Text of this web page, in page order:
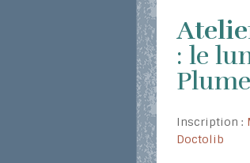
: le
Inscription :
Doctolib